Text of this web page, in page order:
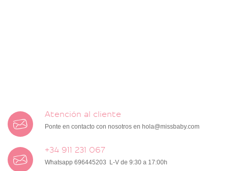
Atención al cliente
Ponte en contacto con nosotros en hola@missbaby.com
+34 911 231 067
Whatsapp 696445203 L-V de 9:30 a 17:00h